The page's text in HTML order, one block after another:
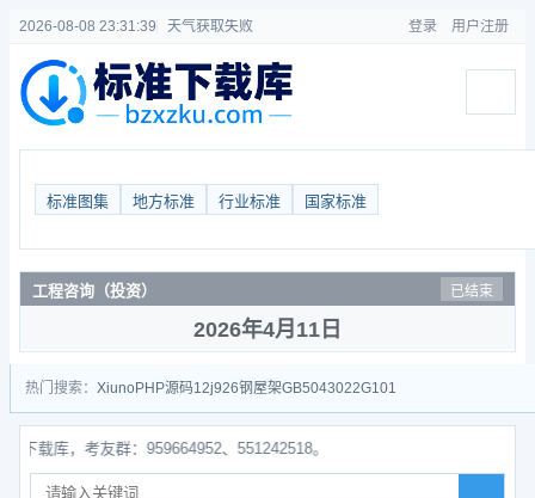
2026-08-08 23:31:39 天气获取失败 登录 用户注册
标准图集 地方标准 行业标准 国家标准
工程咨询（投资） 已结束
2026年4月11日
热门搜索： Xiuno PHP源码12j926钢屋架GB5043022G101
库，考友群：959664952、551242518。